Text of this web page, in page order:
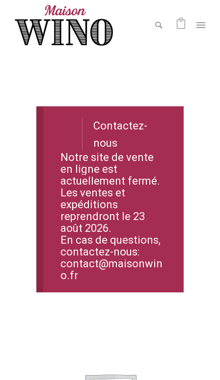
Contactez-
nous
Notre site de vente
en ligne est
actuellement fermé.
Les ventes et
expéditions
reprendront le 23
août 2026.
En cas de questions,
contactez-nous:
contact@maisonwin
o.fr